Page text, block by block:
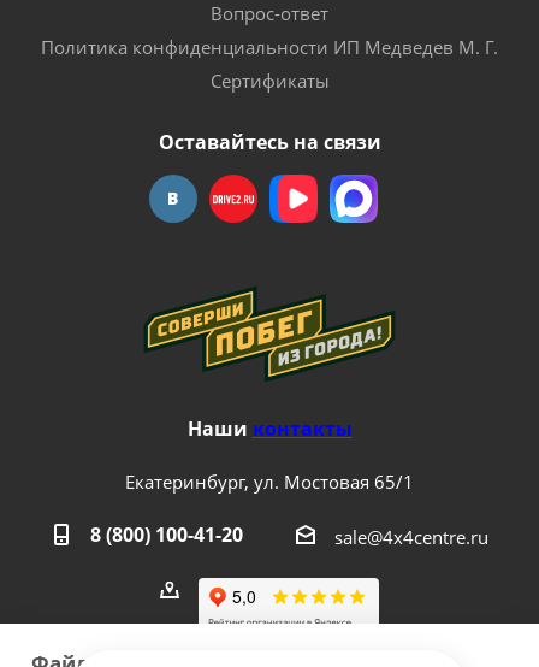
Вопрос-ответ
Политика конфиденциальности ИП Медведев М. Г.
Сертификаты
Оставайтесь на связи
Наши контакты
Екатеринбург, ул. Мостовая 65/1
8 (800) 100-41-20 sale@4x4centre.ru